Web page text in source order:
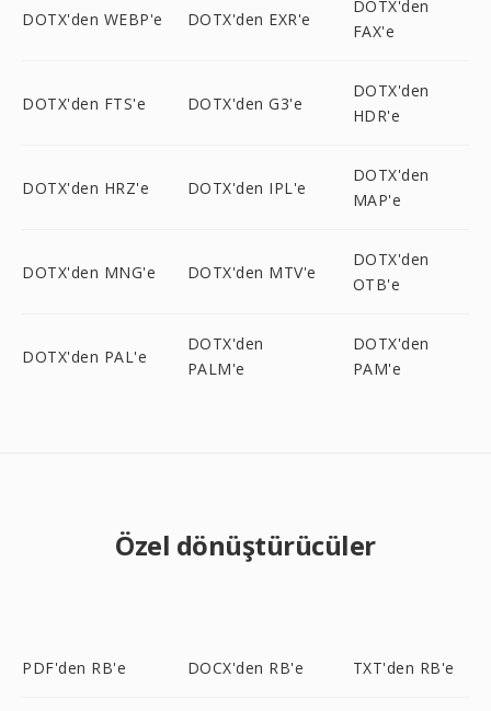
DOTX'den WEBP'e DOTX'den EXR'e
DOTX'den
FAX'e
DOTX'den FTS'e DOTX'den G3'e
DOTX'den
HDR'e
DOTX'den HRZ'e DOTX'den IPL'e
DOTX'den
MAP'e
DOTX'den MNG'e DOTX'den MTV'e
DOTX'den
OTB'e
DOTX'den PAL'e
DOTX'den
PALM'e
DOTX'den
PAM'e
Özel dönüştürücüler
PDF'den RB'e DOCX'den RB'e TXT'den RB'e